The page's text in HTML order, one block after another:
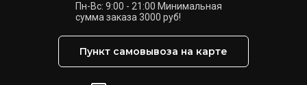
Пн-Вс: 9:00 - 21:00 Минимальная
сумма заказа 3000 руб!
Пункт самовывоза на карте